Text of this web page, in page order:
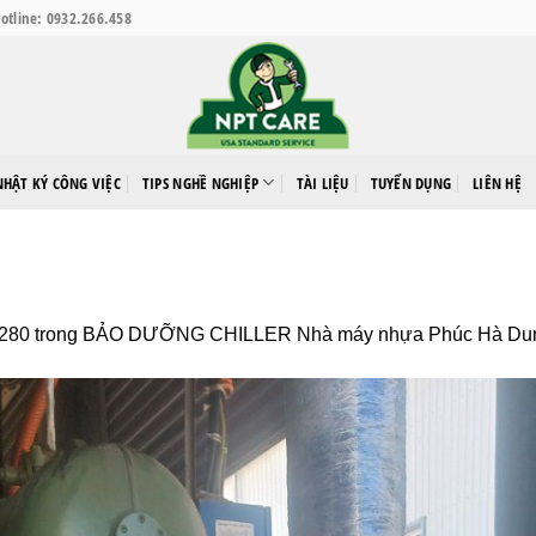
0932.266.458
KÝ CÔNG VIỆC TIPS NGHỀ NGHIỆP TÀI LIỆU TUYỂN DỤNG LIÊN HỆ
trong BẢO DƯỠNG CHILLER Nhà máy nhựa Phúc Hà